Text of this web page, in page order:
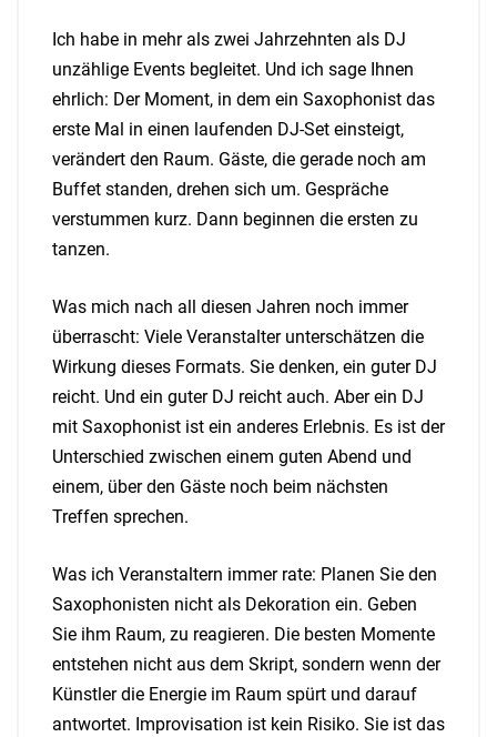
Ich habe in mehr als zwei Jahrzehnten als DJ
unzählige Events begleitet. Und ich sage Ihnen
ehrlich: Der Moment, in dem ein Saxophonist das
erste Mal in einen laufenden DJ-Set einsteigt,
verändert den Raum. Gäste, die gerade noch am
Buffet standen, drehen sich um. Gespräche
verstummen kurz. Dann beginnen die ersten zu
tanzen.
Was mich nach all diesen Jahren noch immer
überrascht: Viele Veranstalter unterschätzen die
Wirkung dieses Formats. Sie denken, ein guter DJ
reicht. Und ein guter DJ reicht auch. Aber ein DJ
mit Saxophonist ist ein anderes Erlebnis. Es ist der
Unterschied zwischen einem guten Abend und
einem, über den Gäste noch beim nächsten
Treffen sprechen.
Was ich Veranstaltern immer rate: Planen Sie den
Saxophonisten nicht als Dekoration ein. Geben
Sie ihm Raum, zu reagieren. Die besten Momente
entstehen nicht aus dem Skript, sondern wenn der
Künstler die Energie im Raum spürt und darauf
antwortet. Improvisation ist kein Risiko. Sie ist das